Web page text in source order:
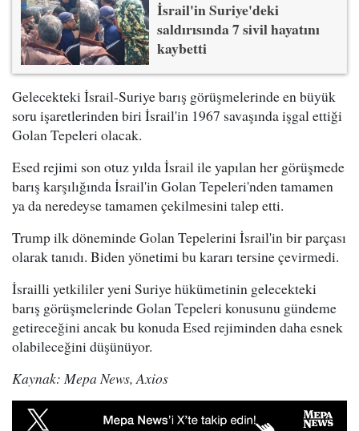
İsrail'in Suriye'deki
saldırısında 7 sivil hayatını
kaybetti
Gelecekteki İsrail-Suriye barış görüşmelerinde en büyük
soru işaretlerinden biri İsrail'in 1967 savaşında işgal ettiği
Golan Tepeleri olacak.
Esed rejimi son otuz yılda İsrail ile yapılan her görüşmede
barış karşılığında İsrail'in Golan Tepeleri'nden tamamen
ya da neredeyse tamamen çekilmesini talep etti.
Trump ilk döneminde Golan Tepelerini İsrail'in bir parçası
olarak tanıdı. Biden yönetimi bu kararı tersine çevirmedi.
İsrailli yetkililer yeni Suriye hükümetinin gelecekteki
barış görüşmelerinde Golan Tepeleri konusunu gündeme
getireceğini ancak bu konuda Esed rejiminden daha esnek
olabileceğini düşünüyor.
Kaynak: Mepa News, Axios